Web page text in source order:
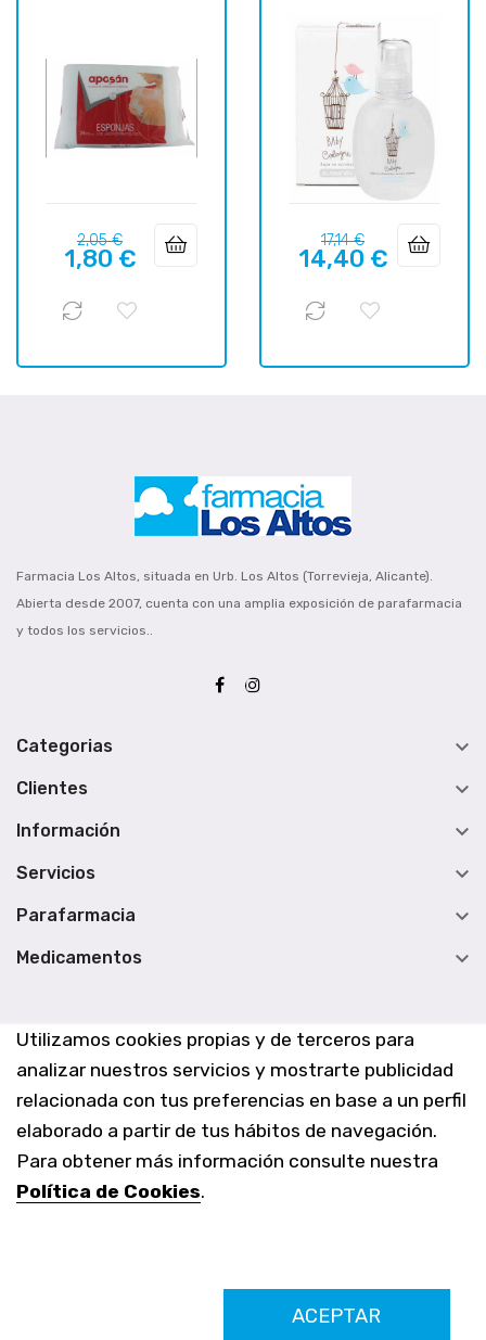
Utilizamos cookies propias y de terceros para
analizar nuestros servicios y mostrarte publicidad
relacionada con tus preferencias en base a un perfil
elaborado a partir de tus hábitos de navegación.
Para obtener más información consulte nuestra
Política de Cookies.
ACEPTAR
Precio
regular
2,05 €Precio
1,80 €
Precio
regular
17,14 €Precio
14,40 €
Farmacia Los Altos, situada en Urb. Los Altos (Torrevieja, Alicante).
Abierta desde 2007, cuenta con una amplia exposición de parafarmacia
y todos los servicios..
Categorias 
Clientes 
Información 
Servicios 
Parafarmacia 
Medicamentos 
Farmacia Los Altos nº756
Ldo. Alfredo Aparicio Grau 22555408K